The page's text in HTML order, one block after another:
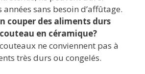
sans besoin d’affûtage.
couper des aliments durs
en céramique?
ne conviennent pas à
très durs ou congelés.